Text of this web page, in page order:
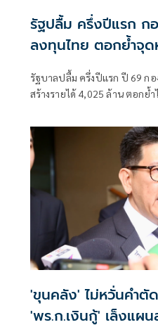
รัฐปลื้ม ครึ่งปีแรก ก
ลงทุนไทย ตอกย้ำจุดหมายอุตสาหกรรม
ภาพยนตร์โลก
รัฐบาลปลื้ม ครึ่งปีแรก ปี 69 ก
สร้างรายได้ 4,025 ล้าน ตอกย้
'ขุนคลัง' ไม่หวั่นคำตั
'พร.ก.เงินกู้' เล็งแผ